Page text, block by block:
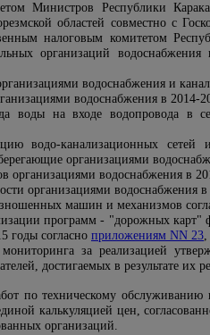
Министров Республики
областей совместно с
налоговым комитетом
организаций
водоснабжения и
водоснабжения в 2014-
воды на входе водопровода в
водо-канализационных
организациями
организациями водоснабжения в
организациями водоснабжения в
машин и механизмов
программ - "дорожных карт"
годы согласно приложениям NN 23,
за реализацией
достигаемых в результате их
по техническому
калькуляцией цен,
организаций.